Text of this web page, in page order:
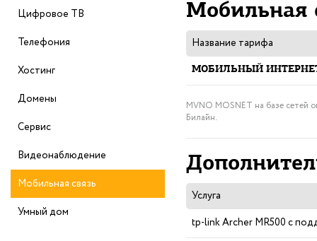
Цифровое ТВ
Телефония
Хостинг
Домены
Сервис
Видеонаблюдение
Мобильная связь
Умный дом
Мобильная
Название тарифа
МОБИЛЬНЫЙ
MVNO MOSNET на базе сетей
Билайн.
Услуга
tp-link Archer MR500 c